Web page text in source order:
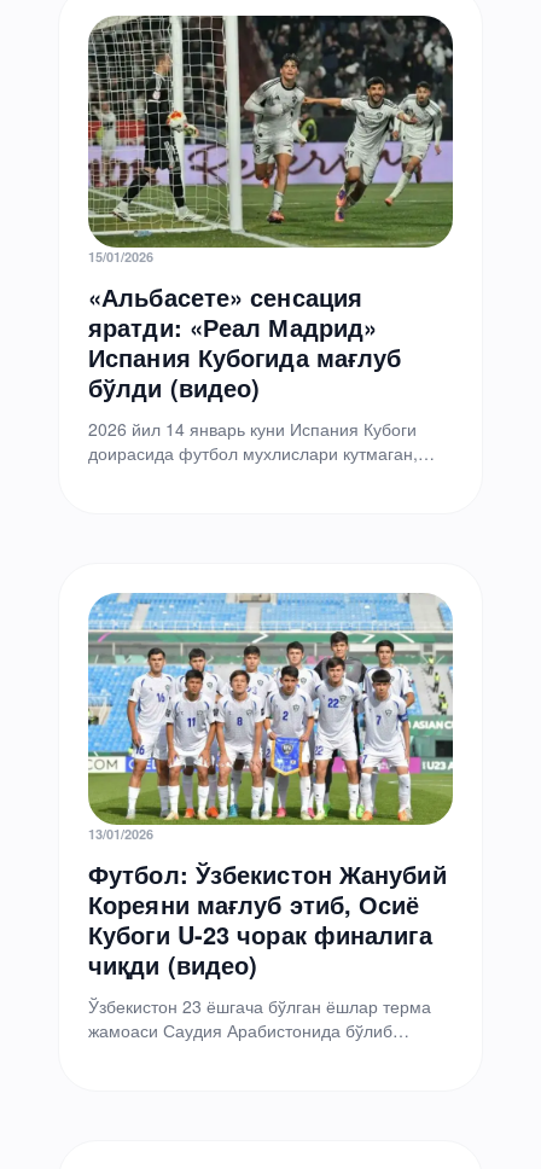
15/01/2026
«Альбасете» сенсация
яратди: «Реал Мадрид»
Испания Кубогида мағлуб
бўлди (видео)
2026 йил 14 январь куни Испания Кубоги
доирасида футбол мухлислари кутмаган,
13/01/2026
Футбол: Ўзбекистон Жанубий
Кореяни мағлуб этиб, Осиё
Кубоги U-23 чорак финалига
чиқди (видео)
Ўзбекистон 23 ёшгача бўлган ёшлар терма
жамоаси Саудия Арабистонида бўлиб